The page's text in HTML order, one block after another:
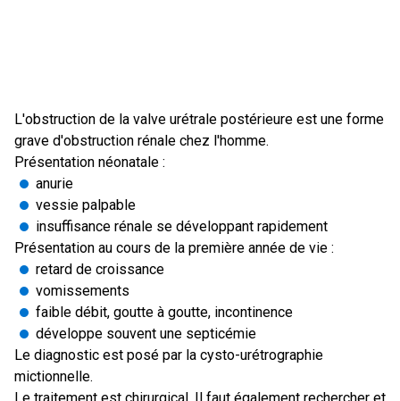
L'obstruction de la valve urétrale postérieure est une forme
grave d'obstruction rénale chez l'homme.
Présentation néonatale :
anurie
vessie palpable
insuffisance rénale se développant rapidement
Présentation au cours de la première année de vie :
retard de croissance
vomissements
faible débit, goutte à goutte, incontinence
développe souvent une septicémie
Le diagnostic est posé par la cysto-urétrographie
mictionnelle.